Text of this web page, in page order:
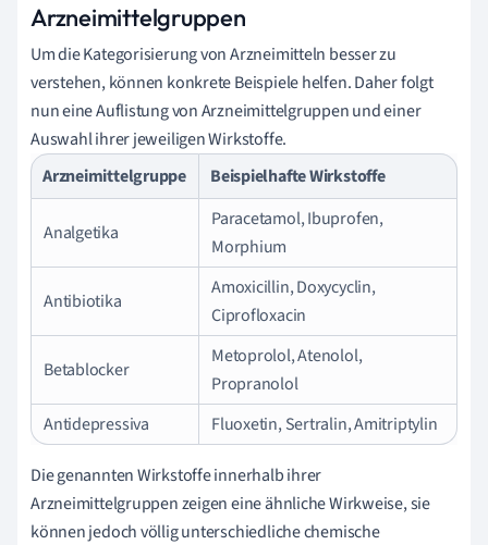
Arzneimittelgruppen
Um die Kategorisierung von Arzneimitteln besser zu
verstehen, können konkrete Beispiele helfen. Daher folgt
nun eine Auflistung von Arzneimittelgruppen und einer
Auswahl ihrer jeweiligen Wirkstoffe.
Arzneimittelgruppe
Beispielhafte Wirkstoffe
Analgetika
Paracetamol, Ibuprofen,
Morphium
Antibiotika
Amoxicillin, Doxycyclin,
Ciprofloxacin
Betablocker
Metoprolol, Atenolol,
Propranolol
Antidepressiva
Fluoxetin, Sertralin, Amitriptylin
Die genannten Wirkstoffe innerhalb ihrer
Arzneimittelgruppen zeigen eine ähnliche Wirkweise, sie
können jedoch völlig unterschiedliche chemische